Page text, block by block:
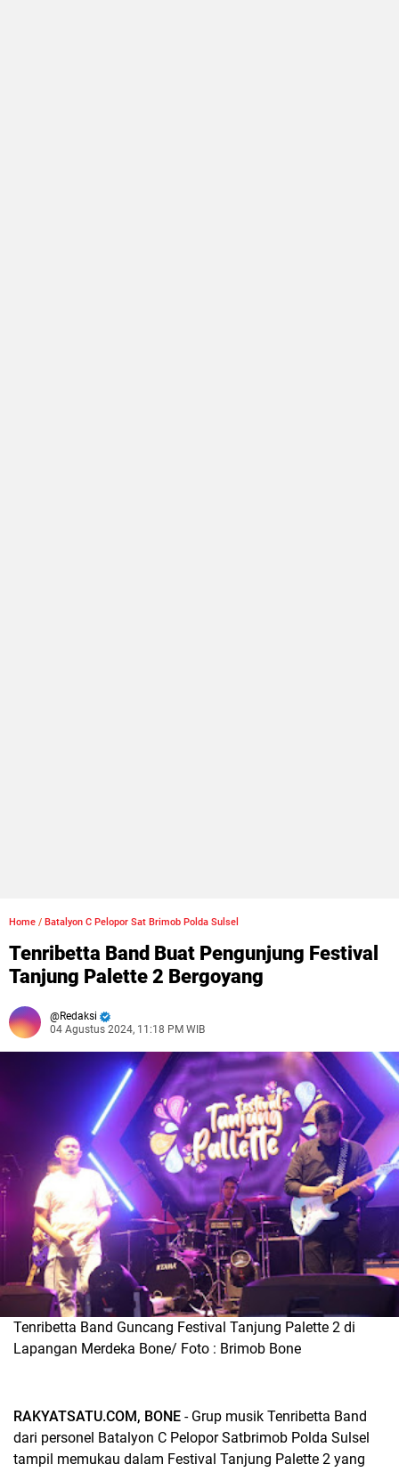
Home / Batalyon C Pelopor Sat Brimob Polda Sulsel
Tenribetta Band Buat Pengunjung Festival
Tanjung Palette 2 Bergoyang
Redaksi
04 Agustus 2024, 11:18 PM WIB
Tenribetta Band Guncang Festival Tanjung Palette 2 di
Lapangan Merdeka Bone/ Foto : Brimob Bone
RAKYATSATU.COM, BONE - Grup musik Tenribetta Band
dari personel Batalyon C Pelopor Satbrimob Polda Sulsel
tampil memukau dalam Festival Tanjung Palette 2 yang